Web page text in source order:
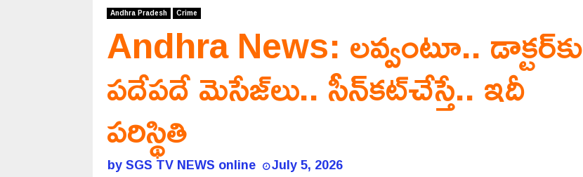
Andhra Pradesh Crime
Andhra News: లవ్వంటూ.. డాక్టర్‌కు
పదేపదే మెసేజ్‌లు.. సీన్‌కట్‌చేస్తే.. ఇదీ
పరిస్థితి
bySGS TV NEWS online July 5, 2026